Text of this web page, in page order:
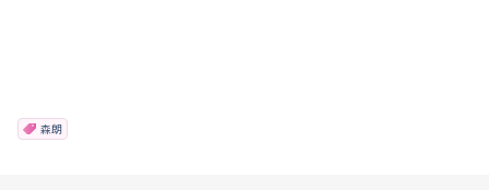
森朗